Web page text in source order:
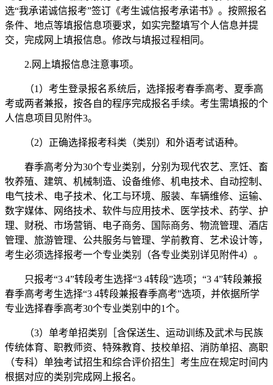
选“我承诺诚信报考”签订《考生诚信报考承诺书》。按照报名
条件、地点等填报信息项要求，如实完整填写个人信息并提
交，完成网上填报信息。修改与填报过程相同。
2.网上填报信息注意事项。
（1）考生登录报名系统后，选择报考春季高考、夏季高
考或两者兼报，按各自的程序完成报名手续。考生需填报的个
人信息项目见附件3。
（2）正确选择报考科类（类别）和外语考试语种。
春季高考分为30个专业类别，分别为现代农艺、烹饪、畜
牧养殖、建筑、机械制造、设备维修、机电技术、自动控制、
电气技术、电子技术、化工与环境、服装、车辆维修、运输、
数字媒体、网络技术、软件与应用技术、医学技术、药学、护
理、财税、市场营销、电子商务、国际商务、物流管理、酒店
管理、旅游管理、公共服务与管理、学前教育、艺术设计等，
考生必须选择报考一个专业类别（各专业类别详见附件4）。
只报考“3 4”转段考生选择“3 4转段”选项；“3 4”转段兼报
春季高考考生选择“3 4转段兼报春季高考”选项，并依据所学
专业选择春季高考30个专业类别中的1个。
（3）单考单招类别［含保送生、运动训练及武术与民族
传统体育、职教师资、特殊教育、技校单招、消防单招、高职
（专科）单独考试招生和综合评价招生］考生应在规定时间内
根据对应的类别完成网上报名。